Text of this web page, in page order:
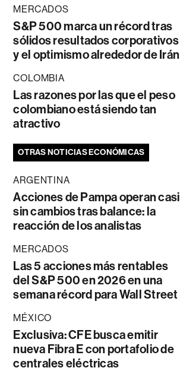
MERCADOS
S&P 500 marca un récord tras
sólidos resultados corporativos
y el optimismo alrededor de Irán
COLOMBIA
Las razones por las que el peso
colombiano está siendo tan
atractivo
OTRAS NOTICIAS ECONÓMICAS
ARGENTINA
Acciones de Pampa operan casi
sin cambios tras balance: la
reacción de los analistas
MERCADOS
Las 5 acciones más rentables
del S&P 500 en 2026 en una
semana récord para Wall Street
MÉXICO
Exclusiva: CFE busca emitir
nueva Fibra E con portafolio de
centrales eléctricas